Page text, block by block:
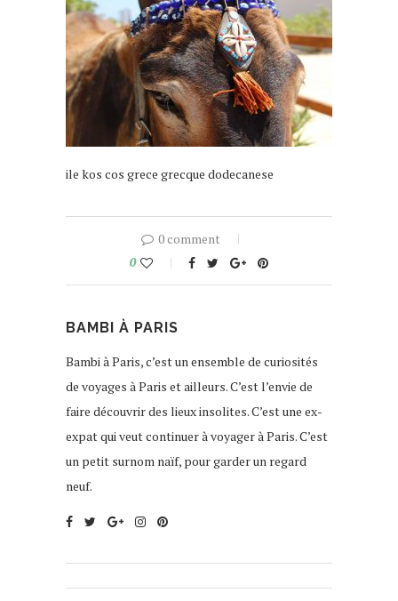
ile kos cos grece grecque dodecanese
0 comment
0
BAMBI À PARIS
Bambi à Paris, c’est un ensemble de curiosités
de voyages à Paris et ailleurs. C’est l’envie de
faire découvrir des lieux insolites. C’est une ex-
expat qui veut continuer à voyager à Paris. C’est
un petit surnom naïf, pour garder un regard
neuf.